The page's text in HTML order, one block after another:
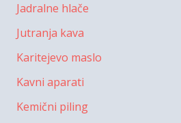
Jadralne hlače
Jutranja kava
Karitejevo maslo
Kavni aparati
Kemični piling